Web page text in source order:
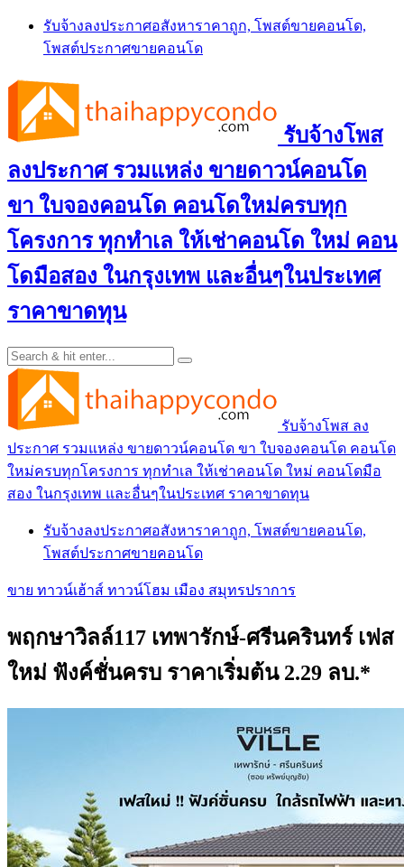
Skip
content
รับจ้างลงประกาศอสังหาราคาถูก, โพสต์ขายคอนโด,
โพสต์ประกาศขายคอนโด
รับจ้างโพส
ลงประกาศ รวมแหล่ง ขายดาวน์คอนโด
ขา ใบจองคอนโด คอนโดใหม่ครบทุก
โครงการ ทุกทำเล ให้เช่าคอนโด ใหม่ คอน
โดมือสอง ในกรุงเทพ และอื่นๆในประเทศ
ราคาขาดทุน
รับจ้างโพส ลง
ประกาศ รวมแหล่ง ขายดาวน์คอนโด ขา ใบจองคอนโด คอนโด
ใหม่ครบทุกโครงการ ทุกทำเล ให้เช่าคอนโด ใหม่ คอนโดมือ
สอง ในกรุงเทพ และอื่นๆในประเทศ ราคาขาดทุน
รับจ้างลงประกาศอสังหาราคาถูก, โพสต์ขายคอนโด,
โพสต์ประกาศขายคอนโด
ขาย ทาวน์เฮ้าส์ ทาวน์โฮม เมือง สมุทรปราการ
พฤกษาวิลล์117 เทพารักษ์-ศรีนครินทร์ เฟส
ใหม่ ฟังค์ชั่นครบ ราคาเริ่มต้น 2.29 ลบ.*